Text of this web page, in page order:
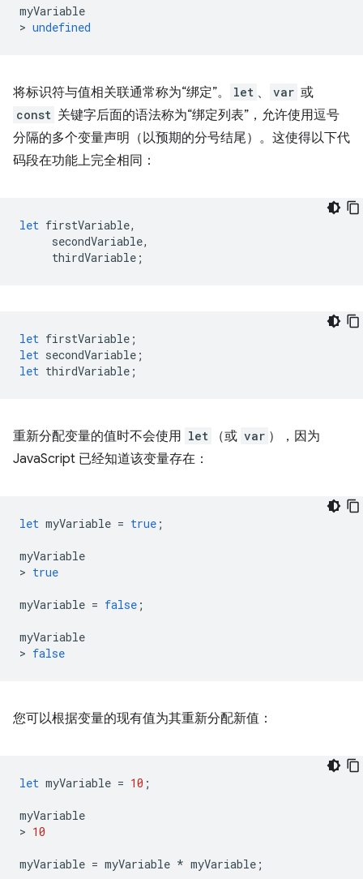
myVariable
> undefined
将标识符与值相关联通常称为“绑定”。 let 、 var 或
const 关键字后面的语法称为“绑定列表”，允许使用逗号
分隔的多个变量声明（以预期的分号结尾）。这使得以下代
码段在功能上完全相同：
let firstVariable,
secondVariable,
thirdVariable ;
let firstVariable ;
let secondVariable ;
let thirdVariable ;
重新分配变量的值时不会使用 let （或 var ），因为
JavaScript 已经知道该变量存在：
let myVariable = true ;
myVariable
> true
myVariable = false ;
myVariable
> false
您可以根据变量的现有值为其重新分配新值：
let myVariable = 10 ;
myVariable
> 10
myVariable = myVariable * myVariable ;